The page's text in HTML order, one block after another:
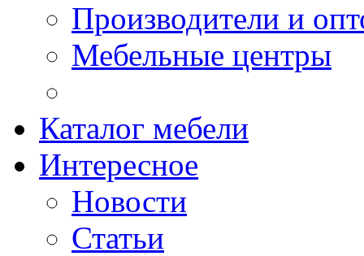
Производители и
Мебельные центры
Каталог мебели
Интересное
Новости
Статьи